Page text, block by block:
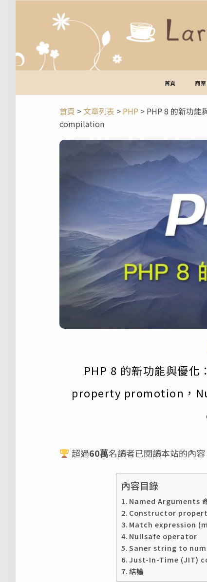
內
容
首頁 商
首頁 >文章列表 > PHP > PHP 8 的新功
compilation
PHP 8 的新功能與優
property promotion，
超過60萬名讀者已閱讀本站的內
內容目錄
Named Arguments
Constructor
Match expression
Nullsafe operator
Saner string to
Just-In-Time (JIT)
結論